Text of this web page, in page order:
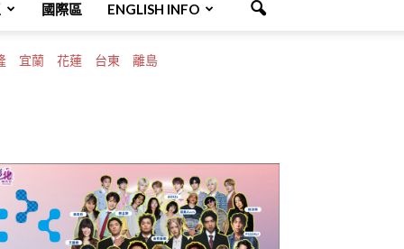
國際區 ENGLISH INFO
宜蘭 花蓮 台東 離島